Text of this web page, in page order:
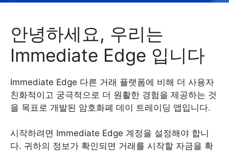
안녕하세요, 우리는
Immediate Edge 입니다
Immediate Edge 다른 거래 플랫폼에 비해 더 사용자
친화적이고 궁극적으로 더 원활한 경험을 제공하는 것
을 목표로 개발된 암호화폐 데이 트레이딩 앱입니다.
시작하려면 Immediate Edge 계정을 설정해야 합니
다. 귀하의 정보가 확인되면 거래를 시작할 자금을 확